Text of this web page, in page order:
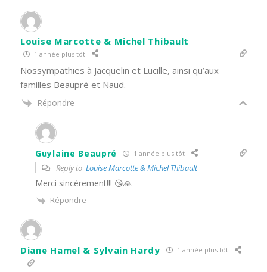
Louise Marcotte & Michel Thibault
1 année plus tôt
Nossympathies à Jacquelin et Lucille, ainsi qu’aux
familles Beaupré et Naud.
Répondre
Guylaine Beaupré 1 année plus tôt
Reply to Louise Marcotte & Michel Thibault
Merci sincèrement!!! 😘🙏
Répondre
Diane Hamel & Sylvain Hardy 1 année plus tôt